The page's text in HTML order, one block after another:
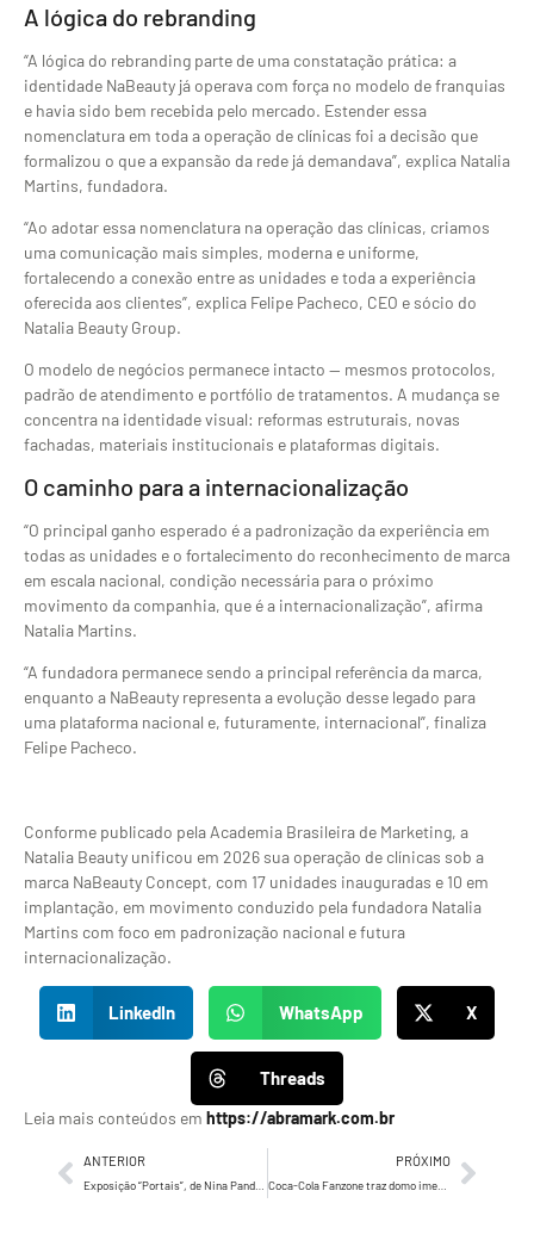
A lógica do rebranding
“A lógica do rebranding parte de uma constatação prática: a
identidade NaBeauty já operava com força no modelo de franquias
e havia sido bem recebida pelo mercado. Estender essa
nomenclatura em toda a operação de clínicas foi a decisão que
formalizou o que a expansão da rede já demandava”, explica Natalia
Martins, fundadora.
“Ao adotar essa nomenclatura na operação das clínicas, criamos
uma comunicação mais simples, moderna e uniforme,
fortalecendo a conexão entre as unidades e toda a experiência
oferecida aos clientes”, explica Felipe Pacheco, CEO e sócio do
Natalia Beauty Group.
O modelo de negócios permanece intacto — mesmos protocolos,
padrão de atendimento e portfólio de tratamentos. A mudança se
concentra na identidade visual: reformas estruturais, novas
fachadas, materiais institucionais e plataformas digitais.
O caminho para a internacionalização
“O principal ganho esperado é a padronização da experiência em
todas as unidades e o fortalecimento do reconhecimento de marca
em escala nacional, condição necessária para o próximo
movimento da companhia, que é a internacionalização”, afirma
Natalia Martins.
“A fundadora permanece sendo a principal referência da marca,
enquanto a NaBeauty representa a evolução desse legado para
uma plataforma nacional e, futuramente, internacional”, finaliza
Felipe Pacheco.
Conforme publicado pela Academia Brasileira de Marketing, a
Natalia Beauty unificou em 2026 sua operação de clínicas sob a
marca NaBeauty Concept, com 17 unidades inauguradas e 10 em
implantação, em movimento conduzido pela fundadora Natalia
Martins com foco em padronização nacional e futura
internacionalização.
LinkedIn WhatsApp X
Threads
Leia mais conteúdos em https://abramark.com.br
ANTERIOR PRÓXIMO
Coca-Cola Fanzone traz domo imersivo e gratuito à Praia de Iracema entre 24 e 27 de junho